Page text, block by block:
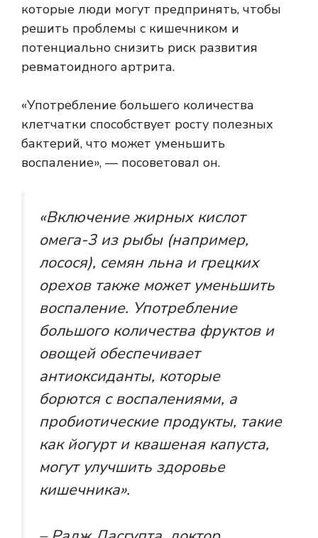
которые люди могут предпринять, чтобы
решить проблемы с кишечником и
потенциально снизить риск развития
ревматоидного артрита.
«Употребление большего количества
клетчатки способствует росту полезных
бактерий, что может уменьшить
воспаление», — посоветовал он.
«Включение жирных кислот
омега-3 из рыбы (например,
лосося), семян льна и грецких
орехов также может уменьшить
воспаление. Употребление
большого количества фруктов и
овощей обеспечивает
антиоксиданты, которые
борются с воспалениями, а
пробиотические продукты, такие
как йогурт и квашеная капуста,
могут улучшить здоровье
кишечника».